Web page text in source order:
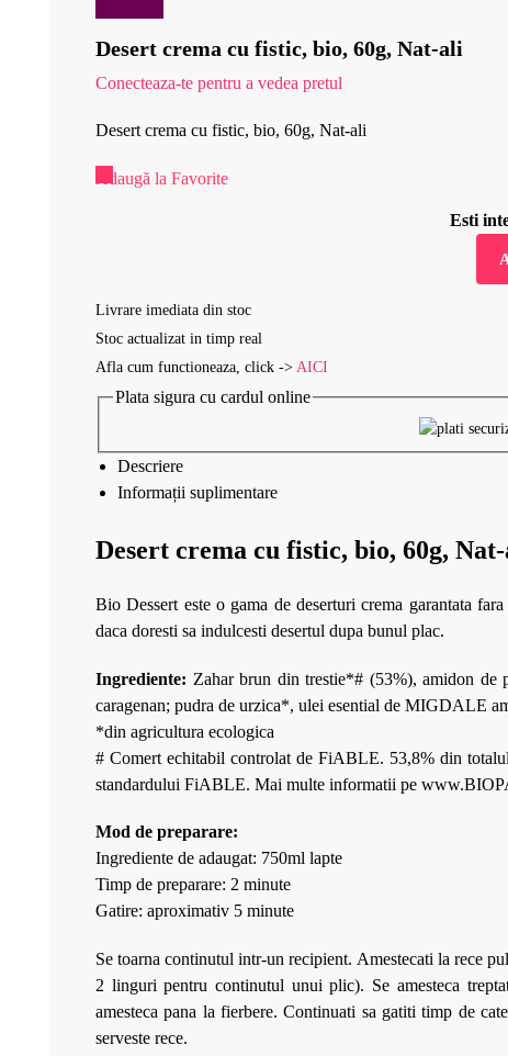
Desert crema cu fistic, bio, 60g, Nat-ali
Conecteaza-te pentru a vedea pretul
Desert crema cu fistic, bio, 60g, Nat-ali
Adaugă la Favorite
Esti
Livrare imediata din stoc
Stoc actualizat in timp real
Afla cum functioneaza, click -> AICI
Plata sigura cu cardul online
Descriere
Informații suplimentare
Desert crema cu fistic, bio, 60g,
Bio Dessert este o gama de deserturi crema garantata
daca doresti sa indulcesti desertul dupa bunul plac.
Ingrediente: Zahar brun din trestie*# (53%), amidon
caragenan; pudra de urzica*, ulei esential de MIGDALE
*din agricultura ecologica
# Comert echitabil controlat de FiABLE. 53,8% din
standardului FiABLE. Mai multe informatii pe
Mod de preparare:
Ingrediente de adaugat: 750ml lapte
Timp de preparare: 2 minute
Gatire: aproximativ 5 minute
Se toarna continutul intr-un recipient. Amestecati la rece
2 linguri pentru continutul unui plic). Se amesteca
amesteca pana la fierbere. Continuati sa gatiti timp de
serveste rece.